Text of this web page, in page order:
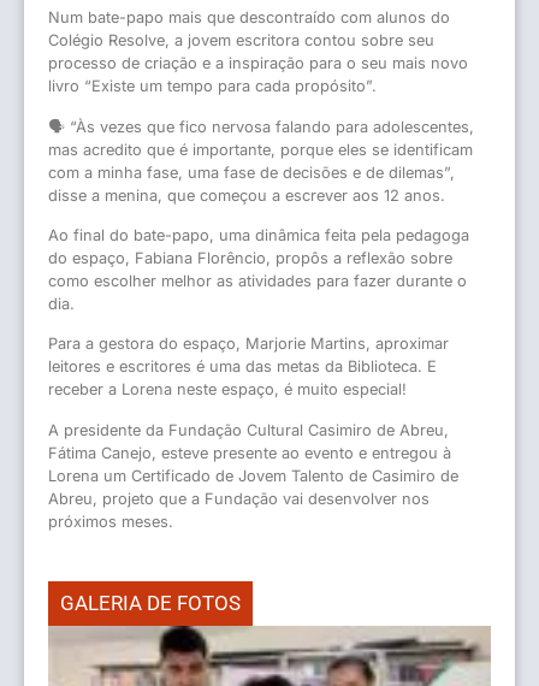
Num bate-papo mais que descontraído com alunos do
Colégio Resolve, a jovem escritora contou sobre seu
processo de criação e a inspiração para o seu mais novo
livro “Existe um tempo para cada propósito”.
🗣️ “Às vezes que fico nervosa falando para adolescentes,
mas acredito que é importante, porque eles se identificam
com a minha fase, uma fase de decisões e de dilemas”,
disse a menina, que começou a escrever aos 12 anos.
Ao final do bate-papo, uma dinâmica feita pela pedagoga
do espaço, Fabiana Florêncio, propôs a reflexão sobre
como escolher melhor as atividades para fazer durante o
dia.
Para a gestora do espaço, Marjorie Martins, aproximar
leitores e escritores é uma das metas da Biblioteca. E
receber a Lorena neste espaço, é muito especial!
A presidente da Fundação Cultural Casimiro de Abreu,
Fátima Canejo, esteve presente ao evento e entregou à
Lorena um Certificado de Jovem Talento de Casimiro de
Abreu, projeto que a Fundação vai desenvolver nos
próximos meses.
GALERIA DE FOTOS